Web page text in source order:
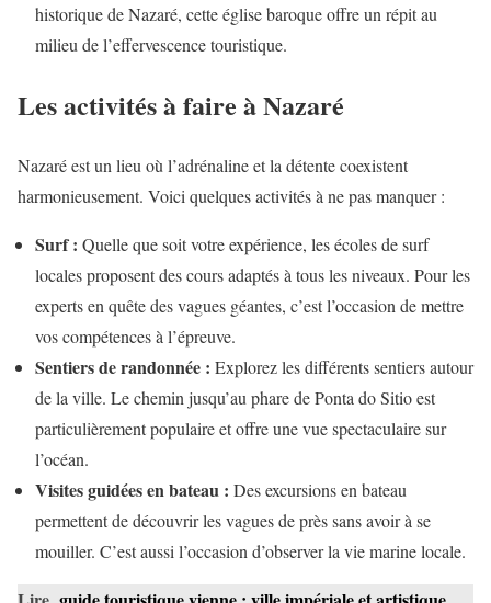
historique de Nazaré, cette église baroque offre un répit au
milieu de l’effervescence touristique.
Les activités à faire à Nazaré
Nazaré est un lieu où l’adrénaline et la détente coexistent
harmonieusement. Voici quelques activités à ne pas manquer :
Surf : Quelle que soit votre expérience, les écoles de surf
locales proposent des cours adaptés à tous les niveaux. Pour les
experts en quête des vagues géantes, c’est l’occasion de mettre
vos compétences à l’épreuve.
Sentiers de randonnée : Explorez les différents sentiers autour
de la ville. Le chemin jusqu’au phare de Ponta do Sitio est
particulièrement populaire et offre une vue spectaculaire sur
l’océan.
Visites guidées en bateau : Des excursions en bateau
permettent de découvrir les vagues de près sans avoir à se
mouiller. C’est aussi l’occasion d’observer la vie marine locale.